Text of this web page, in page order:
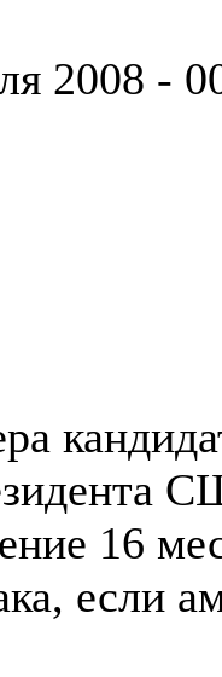
2008 -
16
если